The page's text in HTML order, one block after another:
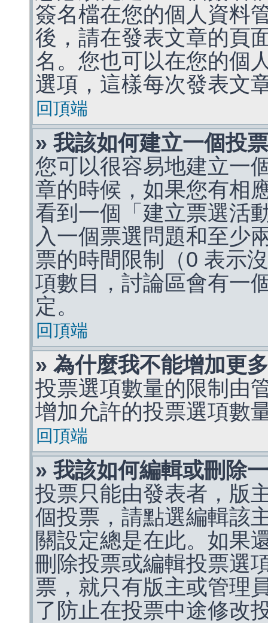
簽名檔在您的個人資料
後，請在發表文章的頁
名。您也可以在您的個
選項，這樣每次發表文
回頂端
» 我該如何建立一個投
您可以很容易地建立一
章的時候，如果您有相
看到一個「建立票選活
入一個票選問題和至少
票的時間限制（0 表示
項數目，討論區會有一
定。
回頂端
» 為什麼我不能增加更
投票選項數量的限制由
增加允許的投票選項數
回頂端
» 我該如何編輯或刪除
投票只能由發表者，版
個投票，請點選編輯該
關設定總是在此。如果
刪除投票或編輯投票選
票，就只有版主或管理
了防止在投票中途修改